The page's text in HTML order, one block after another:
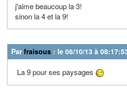
j'aime beaucoup la 3!
sinon la 4 et la 9!
Parfraisous : le 06/10/13 à
La 9 pour ses paysages